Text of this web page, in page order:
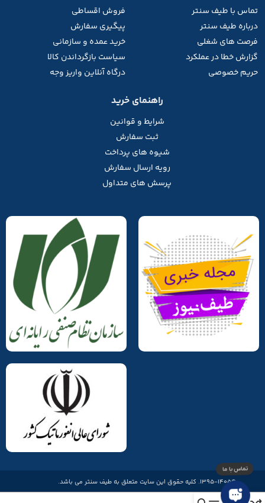
تماس با طیف سنتر
درباره طیف سنتر
فرصت های شغلی
گزارش خطا در عملکرد
حریم خصوصی
فروش اقساطی
پیگیری سفارش
خرید عمده و سازمانی
سیاست بازگرداندن کالا
درگاه آنلاین واریز وجه
راهنمای خرید
شرایط و قوانین
ثبت سفارش
شیوه های پرداخت
رویه ارسال سفارش
پرسش های متداول
©1395-1405. کلیه حقوق این سایت متعلق به طیف سنتر می باشد.